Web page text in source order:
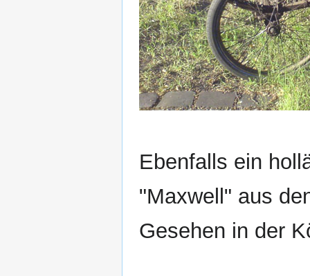
Ebenfalls ein
"Maxwell" aus
Gesehen in der